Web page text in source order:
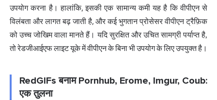
उपयोग करना है। हालांकि, इसकी एक सामान्य कमी यह है कि वीपीएन से
विलंबता और लागत बढ़ जाती है, और कई भुगतान प्रोसेसर वीपीएन ट्रैफ़िक
को उच्च जोखिम वाला मानते हैं। यदि सुरक्षित और उचित सामग्री पर्याप्त है,
तो रेडजीआईएफ लाइट यूके में वीपीएन के बिना भी उपयोग के लिए उपयुक्त है।
RedGIFs बनाम Pornhub, Erome, Imgur, Coub:
एक तुलना